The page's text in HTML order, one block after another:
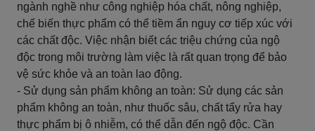
ngành nghề như công nghiệp hóa chất, nông nghiệp,
chế biến thực phẩm có thể tiềm ẩn nguy cơ tiếp xúc với
các chất độc. Việc nhận biết các triệu chứng của ngộ
độc trong môi trường làm việc là rất quan trọng để bảo
vệ sức khỏe và an toàn lao động.
- Sử dụng sản phẩm không an toàn: Sử dụng các sản
phẩm không an toàn, như thuốc sâu, chất tẩy rửa hay
thực phẩm bị ô nhiễm, có thể dẫn đến ngộ độc. Cần